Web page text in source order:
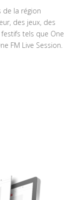
de la région
des jeux, des
tels que One
FM Live Session.